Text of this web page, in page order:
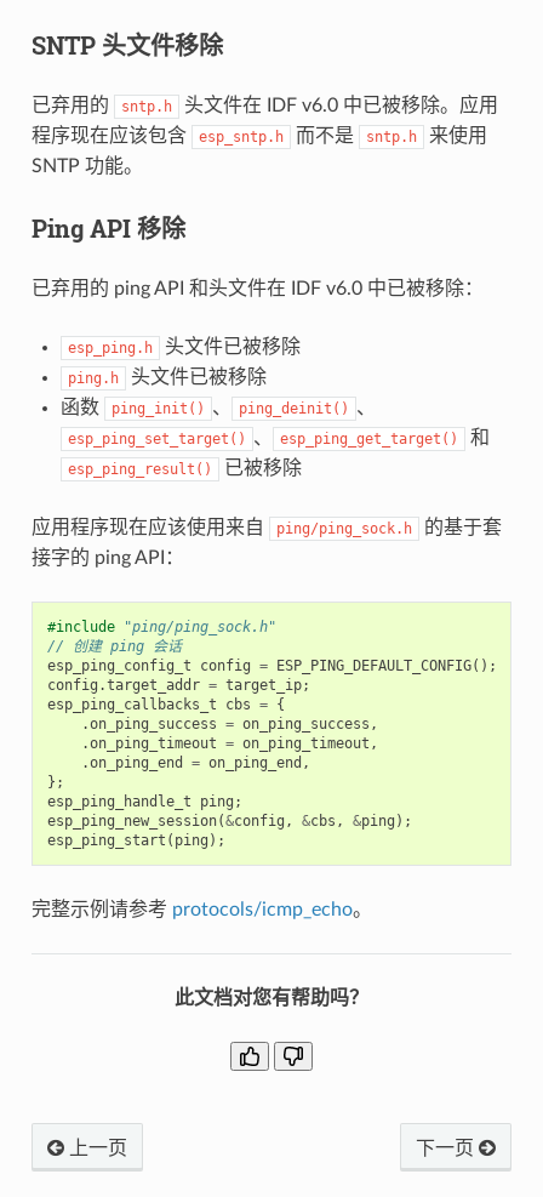
SNTP 头文件移除
已弃用的 sntp.h
头文件在 IDF v6.0 中已被移除。应用
程序现在应该包含
esp_sntp.h 而不是 sntp.h
来使用
SNTP 功能。
Ping API 移除
已弃用的 ping API 和头文件在 IDF v6.0 中已被移除：
esp_ping.h 头文件已被移除
ping.h
头文件已被移除
函数
ping_init() 、 ping_deinit() 、
esp_ping_set_target() 、 esp_ping_get_target() 和
esp_ping_result() 已被移除
应用程序现在应该使用来自 ping/ping_sock.h
的基于套
接字的 ping API：
#include
"ping/ping_sock.h"
// 创建 ping 会话
esp_ping_config_t
config = ESP_PING_DEFAULT_CONFIG();
config .target_addr = target_ip;
esp_ping_callbacks_t
cbs = {
.on_ping_success = on_ping_success ,
.on_ping_timeout = on_ping_timeout ,
.on_ping_end = on_ping_end ,
};
esp_ping_handle_t
ping ;
esp_ping_new_session(&config , &cbs , &ping );
esp_ping_start ( ping );
完整示例请参考 protocols/icmp_echo。
此文档对您有帮助吗？
上一页 下一页